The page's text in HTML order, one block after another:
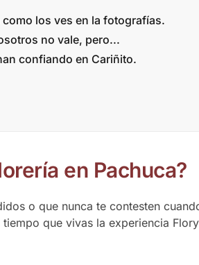
los ves en la fotografías.
no vale, pero...
confiando en Cariñito.
en Pachuca?
o que nunca te contesten
tiempo que vivas la experiencia